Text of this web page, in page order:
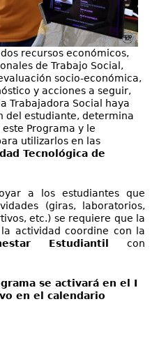
recursos económicos,
de Trabajo Social,
socio-económica,
y acciones a seguir,
Trabajadora Social haya
del estudiante, determina
Programa y le
utilizarlos en las
Tecnológica de
a los estudiantes que
(giras, laboratorios,
etc.) se requiere que la
actividad coordine con la
Estudiantil con
se activará en el I
en el calendario